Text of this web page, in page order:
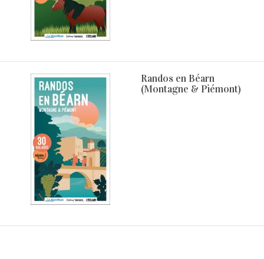
Randos en Béarn
(Montagne & Piémont)